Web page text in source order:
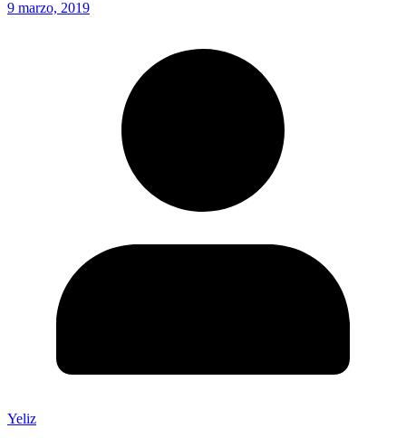
9 marzo, 2019
Yeliz